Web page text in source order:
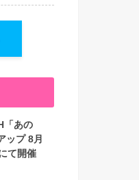
「あの
ップ 8月
て開催